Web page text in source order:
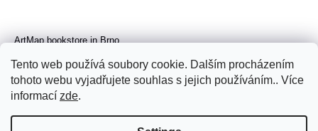
Tento web používá soubory cookie. Dalším procházením
tohoto webu vyjadřujete souhlas s jejich používáním.. Více
informací zde.
ArtMap bookstore in Brno
Brno, Radnická 4
Tue–Fri 11–19 h
Sat 14–19 h